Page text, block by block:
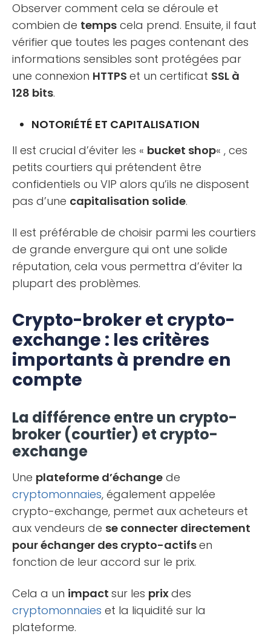
Observer comment cela se déroule et
combien de temps cela prend. Ensuite, il faut
vérifier que toutes les pages contenant des
informations sensibles sont protégées par
une connexion HTTPS et un certificat SSL à
128 bits.
NOTORIÉTÉ ET CAPITALISATION
Il est crucial d’éviter les « bucket shop« , ces
petits courtiers qui prétendent être
confidentiels ou VIP alors qu’ils ne disposent
pas d’une capitalisation solide.
Il est préférable de choisir parmi les courtiers
de grande envergure qui ont une solide
réputation, cela vous permettra d’éviter la
plupart des problèmes.
Crypto-broker et crypto-
exchange : les critères
importants à prendre en
compte
La différence entre un crypto-
broker (courtier) et crypto-
exchange
Une plateforme d’échange de
cryptomonnaies, également appelée
crypto-exchange, permet aux acheteurs et
aux vendeurs de se connecter directement
pour échanger des crypto-actifsen
fonction de leur accord sur le prix.
Cela a un impact sur les prixdes
cryptomonnaies et la liquidité sur la
plateforme.